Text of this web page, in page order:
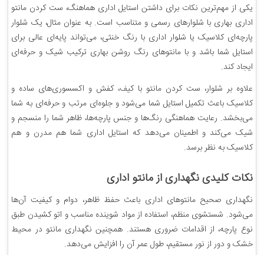
یکی از مهم‌ترین نکات برای داشتن استایل اداری هماهنگ، ست کردن مانتو
اداری بهاری با شلوارهای رسمی و متناسب است. به عنوان مثال، یک شلوار
پارچه‌ای کلاسیک یا شلوار اداری با رنگ خنثی، می‌تواند پایه‌ای عالی برای
استایل شما باشد و با مانتوهای رنگ روشن بهاری ترکیب شیک و حرفه‌ای
ایجاد کند.
علاوه بر شلوار، ست کردن مانتو با کیف، کفش و اکسسوری‌های ساده و
کلاسیک باعث تکمیل استایل شما می‌شود و جلوه‌ای مرتب و حرفه‌ای به شما
می‌بخشد. رعایت هماهنگی رنگ‌ها و جنس پارچه‌ها، ظاهر شما را منسجم و
شیک می‌کند و اطمینان می‌دهد که استایل اداری شما هم مدرن و هم
کلاسیک به نظر برسد.
نکات کلیدی نگهداری از مانتو اداری
نگهداری صحیح مانتوهای اداری باعث حفظ ظاهر، دوام و کیفیت آن‌ها
می‌شود. شستشوی منظم، استفاده از مواد شوینده مناسب و اتو کشیدن طبق
نوع پارچه، از اقدامات ضروری هستند. همچنین نگهداری مانتو در محیط
خشک و دور از نور مستقیم، طول عمر آن را افزایش می‌دهد.